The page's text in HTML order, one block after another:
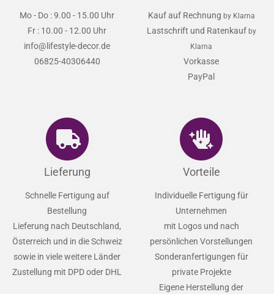
Mo - Do : 9.00 - 15.00 Uhr
Fr : 10.00 - 12.00 Uhr
info@lifestyle-decor.de
06825-40306440
Kauf auf Rechnung by Klarna
Lastschrift und Ratenkauf by
Klarna
Vorkasse
PayPal
Lieferung
Schnelle Fertigung auf
Bestellung
Lieferung nach Deutschland,
Österreich und in die Schweiz
sowie in viele weitere Länder
Zustellung mit DPD oder DHL
Vorteile
Individuelle Fertigung für
Unternehmen
mit Logos und nach
persönlichen Vorstellungen
Sonderanfertigungen für
private Projekte
Eigene Herstellung der